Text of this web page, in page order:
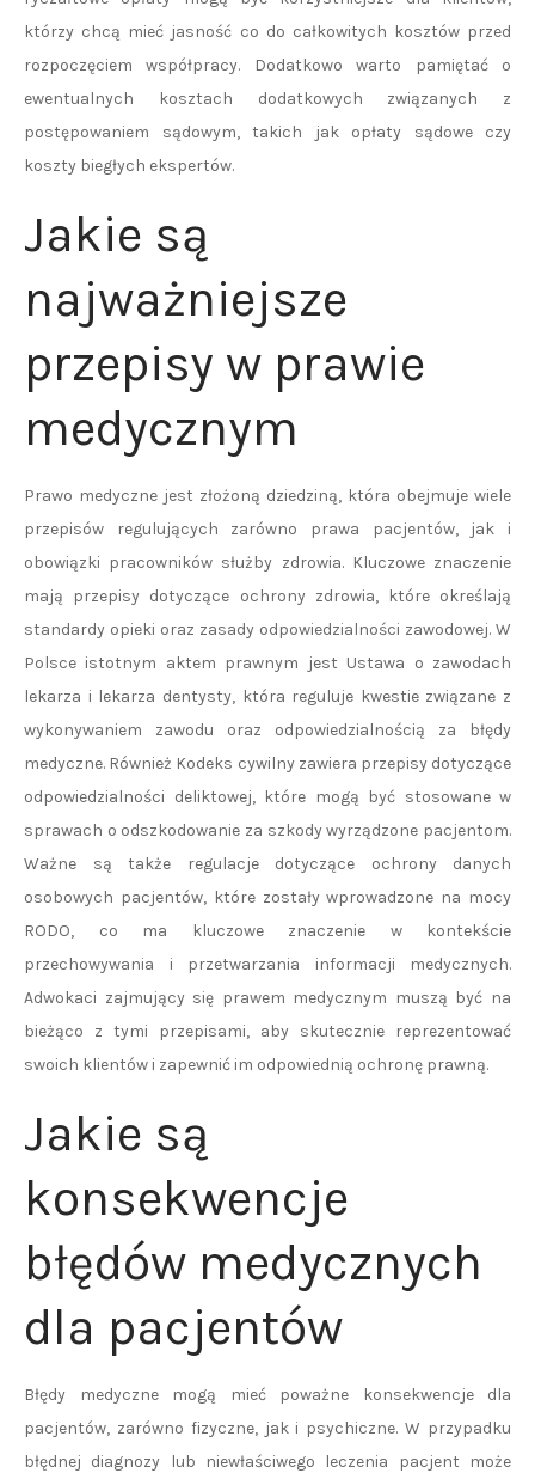
którzy chcą mieć jasność co do całkowitych kosztów przed
rozpoczęciem współpracy. Dodatkowo warto pamiętać o
ewentualnych kosztach dodatkowych związanych z
postępowaniem sądowym, takich jak opłaty sądowe czy
koszty biegłych ekspertów.
Jakie są
najważniejsze
przepisy w prawie
medycznym
Prawo medyczne jest złożoną dziedziną, która obejmuje wiele
przepisów regulujących zarówno prawa pacjentów, jak i
obowiązki pracowników służby zdrowia. Kluczowe znaczenie
mają przepisy dotyczące ochrony zdrowia, które określają
standardy opieki oraz zasady odpowiedzialności zawodowej. W
Polsce istotnym aktem prawnym jest Ustawa o zawodach
lekarza i lekarza dentysty, która reguluje kwestie związane z
wykonywaniem zawodu oraz odpowiedzialnością za błędy
medyczne. Również Kodeks cywilny zawiera przepisy dotyczące
odpowiedzialności deliktowej, które mogą być stosowane w
sprawach o odszkodowanie za szkody wyrządzone pacjentom.
Ważne są także regulacje dotyczące ochrony danych
osobowych pacjentów, które zostały wprowadzone na mocy
RODO, co ma kluczowe znaczenie w kontekście
przechowywania i przetwarzania informacji medycznych.
Adwokaci zajmujący się prawem medycznym muszą być na
bieżąco z tymi przepisami, aby skutecznie reprezentować
swoich klientów i zapewnić im odpowiednią ochronę prawną.
Jakie są
konsekwencje
błędów medycznych
dla pacjentów
Błędy medyczne mogą mieć poważne konsekwencje dla
pacjentów, zarówno fizyczne, jak i psychiczne. W przypadku
błędnej diagnozy lub niewłaściwego leczenia pacjent może